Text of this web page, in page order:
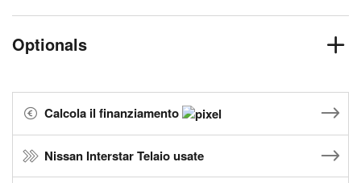
Optionals
Calcola il finanziamento
Nissan Interstar Telaio usate